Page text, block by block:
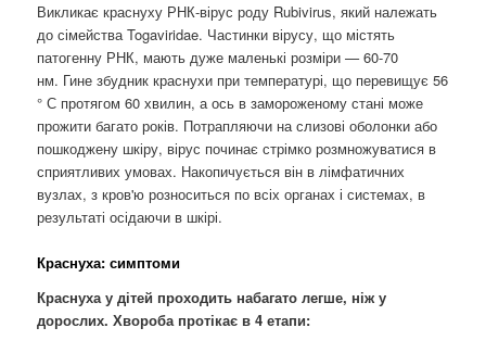
Викликає краснуху РНК-вірус роду Rubivirus, який належать
до сімейства Togaviridae. Частинки вірусу, що містять
патогенну РНК, маютьдуже маленькі розміри—60-70
нм. Гине збудник краснухи при температурі, що перевищує 56
° С протягом 60 хвилин, а ось в замороженому стані може
прожити багато років. Потрапляючи на слизові оболонки або
пошкоджену шкіру, вірус починає стрімко розмножуватися в
сприятливих умовах. Накопичується він в лімфатичних
вузлах, з кров'ю розноситься по всіх органах і системах, в
результаті осідаючи в шкірі.
Краснуха: симптоми
Краснуха у дітей проходить набагато легше, ніж у
дорослих. Хвороба протікає в 4 етапи: